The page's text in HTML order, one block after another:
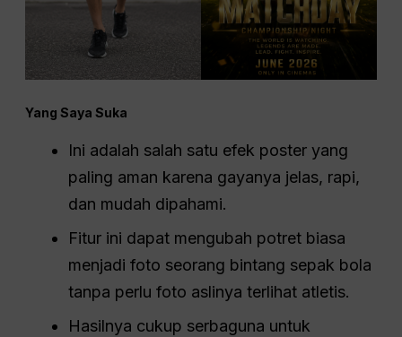
Yang Saya Suka
Ini adalah salah satu efek poster yang
paling aman karena gayanya jelas, rapi,
dan mudah dipahami.
Fitur ini dapat mengubah potret biasa
menjadi foto seorang bintang sepak bola
tanpa perlu foto aslinya terlihat atletis.
Hasilnya cukup serbaguna untuk